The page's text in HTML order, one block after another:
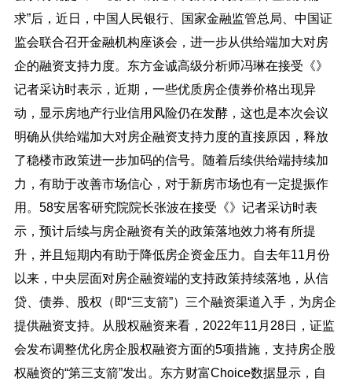
求”后，近日，中国人民银行、国家金融监管总局、中国证
监会联合召开金融机构座谈会，进一步从供给端加大对房
企的融资支持力度。东方金诚高级分析师冯琳在接受《》
记者采访时表示，近期，一些优质房企债券价格出现异
动，显示房地产行业信用风险仍在发酵，这也是本次会议
明确从供给端加大对房企融资支持力度的直接原因，释放
了稳楼市政策进一步加码的信号。随着后续供给端持续加
力，有助于改善市场信心，对于新房市场也有一定提振作
用。58安居客研究院院长张波在接受《》记者采访时表
示，预计后续与房企融资有关的政策落地效力将有所提
升，并且短期内有助于降低房企资金压力。自去年11月份
以来，中央层面对房企融资端的支持政策持续落地，从信
贷、债券、股权（即“三支箭”）三个融资渠道入手，为房企
提供融资支持。从股权融资来看，2022年11月28日，证监
会发布调整优化房企股权融资方面的5项措施，支持房企股
权融资的“第三支箭”发出。东方财富Choice数据显示，自